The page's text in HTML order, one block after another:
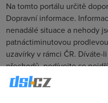
Na tomto portálu určitě
Dopravní informace.
nenadálé situace a nehody
patnáctiminutovou
uzavírky v rámci ČR. Díváte-
přechodů, podívejte se
to liší přechod od přechodu.